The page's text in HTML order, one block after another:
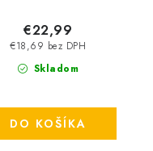
Skladom
€18,69 bez DPH
€22,99
DO KOŠÍKA